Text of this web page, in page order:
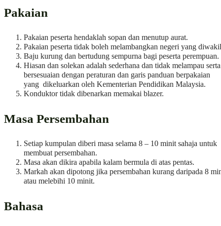
Pakaian
Pakaian peserta hendaklah sopan dan menutup aurat.
Pakaian peserta tidak boleh melambangkan negeri yang
Baju kurung dan bertudung sempurna bagi peserta perempuan.
Hiasan dan solekan adalah sederhana dan tidak melampau serta
bersesuaian dengan peraturan dan garis panduan berpakaian
yang dikeluarkan oleh Kementerian Pendidikan Malaysia.
Konduktor tidak dibenarkan memakai blazer.
Masa Persembahan
Setiap kumpulan diberi masa selama 8 – 10 minit sahaja untuk
membuat persembahan.
Masa akan dikira apabila kalam bermula di atas pentas.
Markah akan dipotong jika persembahan kurang daripada 8
atau melebihi 10 minit.
Bahasa